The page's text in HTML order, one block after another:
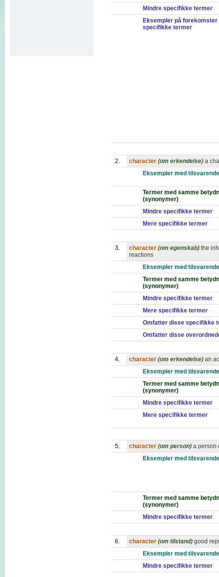
Mindre specifikke termer
Eksempler på forekomster
specifikke termer
2. character (om erkendelse) a
Eksempler med
Termer med samme
(synonymer)
Mindre specifikke termer
Mere specifikke termer
3. character (om egenskab) the
reactions
Eksempler med
Termer med samme
(synonymer)
Mindre specifikke termer
Mere specifikke termer
Omfatter disse specifikke
Omfatter disse
4. character (om erkendelse) an
Eksempler med
Termer med samme
(synonymer)
Mindre specifikke termer
Mere specifikke termer
5. character (om person) a person
Eksempler med
Termer med samme
(synonymer)
Mindre specifikke termer
6. character (om tilstand) good
Eksempler med
Mindre specifikke termer